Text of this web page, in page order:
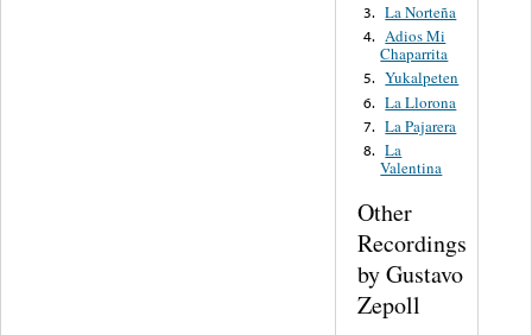
3. La Norteña
4. Adios Mi
Chaparrita
5. Yukalpeten
6. La Llorona
7. La Pajarera
8. La
Valentina
Other
Recordings
by Gustavo
Zepoll